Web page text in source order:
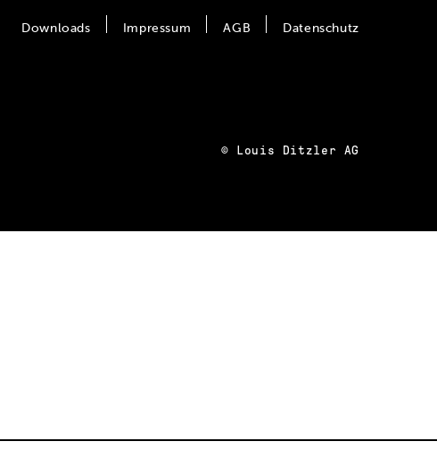
Downloads Impressum AGB Datenschutz
© Louis Ditzler AG